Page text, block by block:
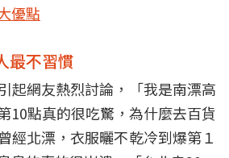
優點
最不習慣
起網友熱烈討論，「我是南漂高
10點真的很吃驚，為什麼去百貨
經北漂，衣服曬不乾冷到爆第１